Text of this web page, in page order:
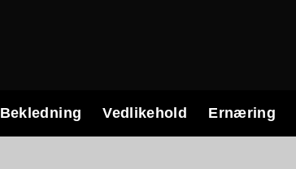
Bekledning Vedlikehold Ernæring